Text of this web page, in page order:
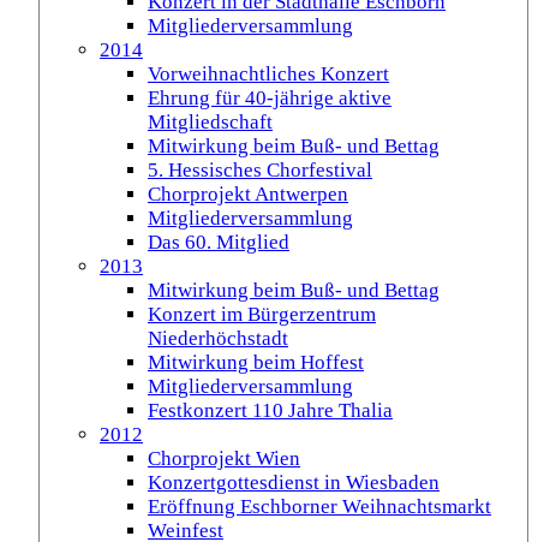
Mitgliederversammlung
2014
Vorweihnachtliches Konzert
Ehrung für 40-jährige aktive
Mitgliedschaft
Mitwirkung beim Buß- und Bettag
5. Hessisches Chorfestival
Chorprojekt Antwerpen
Mitgliederversammlung
Das 60. Mitglied
2013
Mitwirkung beim Buß- und Bettag
Konzert im Bürgerzentrum
Niederhöchstadt
Mitwirkung beim Hoffest
Mitgliederversammlung
Festkonzert 110 Jahre Thalia
2012
Chorprojekt Wien
Konzertgottesdienst in Wiesbaden
Eröffnung Eschborner Weihnachtsmarkt
Weinfest